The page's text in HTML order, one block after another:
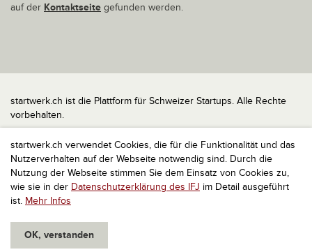
startwerk.ch verwendet Cookies, die für die Funktionalität und das
Nutzerverhalten auf der Webseite notwendig sind. Durch die
Nutzung der Webseite stimmen Sie dem Einsatz von Cookies zu,
wie sie in der Datenschutzerklärung des IFJ im Detail ausgeführt
ist. Mehr Infos
OK, verstanden
auf der Kontaktseite gefunden werden.
startwerk.ch ist die Plattform für Schweizer Startups. Alle Rechte
vorbehalten.
Impressum
Kontakt
nach oben